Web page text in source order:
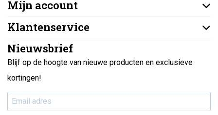
Mijn account
Klantenservice
Nieuwsbrief
Blijf op de hoogte van nieuwe producten en exclusieve
kortingen!